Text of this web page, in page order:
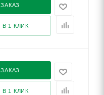
1 КЛИК
1 КЛИК